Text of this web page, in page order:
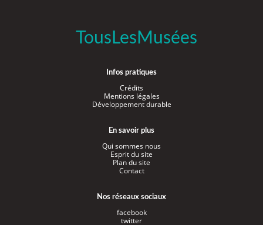
TousLesMusées
Infos pratiques
Crédits
Mentions légales
Développement durable
En savoir plus
Qui sommes nous
Esprit du site
Plan du site
Contact
Nos réseaux sociaux
facebook
twitter